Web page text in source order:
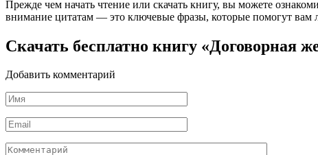
Прежде чем начать чтение или скачать книгу, вы можете
внимание цитатам — это ключевые фразы, которые помогут вам
Скачать бесплатно книгу «Договорная
Добавить комментарий
Имя
*
Email
*
Комментарий